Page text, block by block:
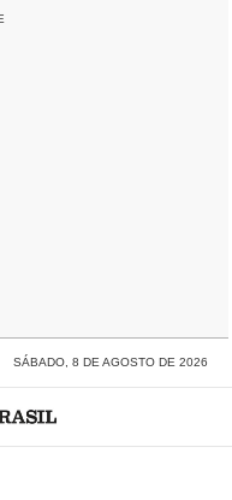
SÁBADO, 8 DE AGOSTO DE 2026